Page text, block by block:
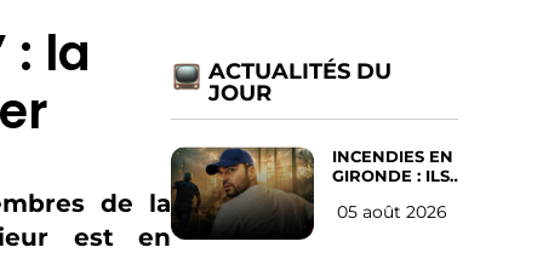
: la
de la
est en
ACTUALITÉS DU
JOUR
INCENDIES EN
GIRONDE : ILS
D’ABANDONNER
05 août 2026